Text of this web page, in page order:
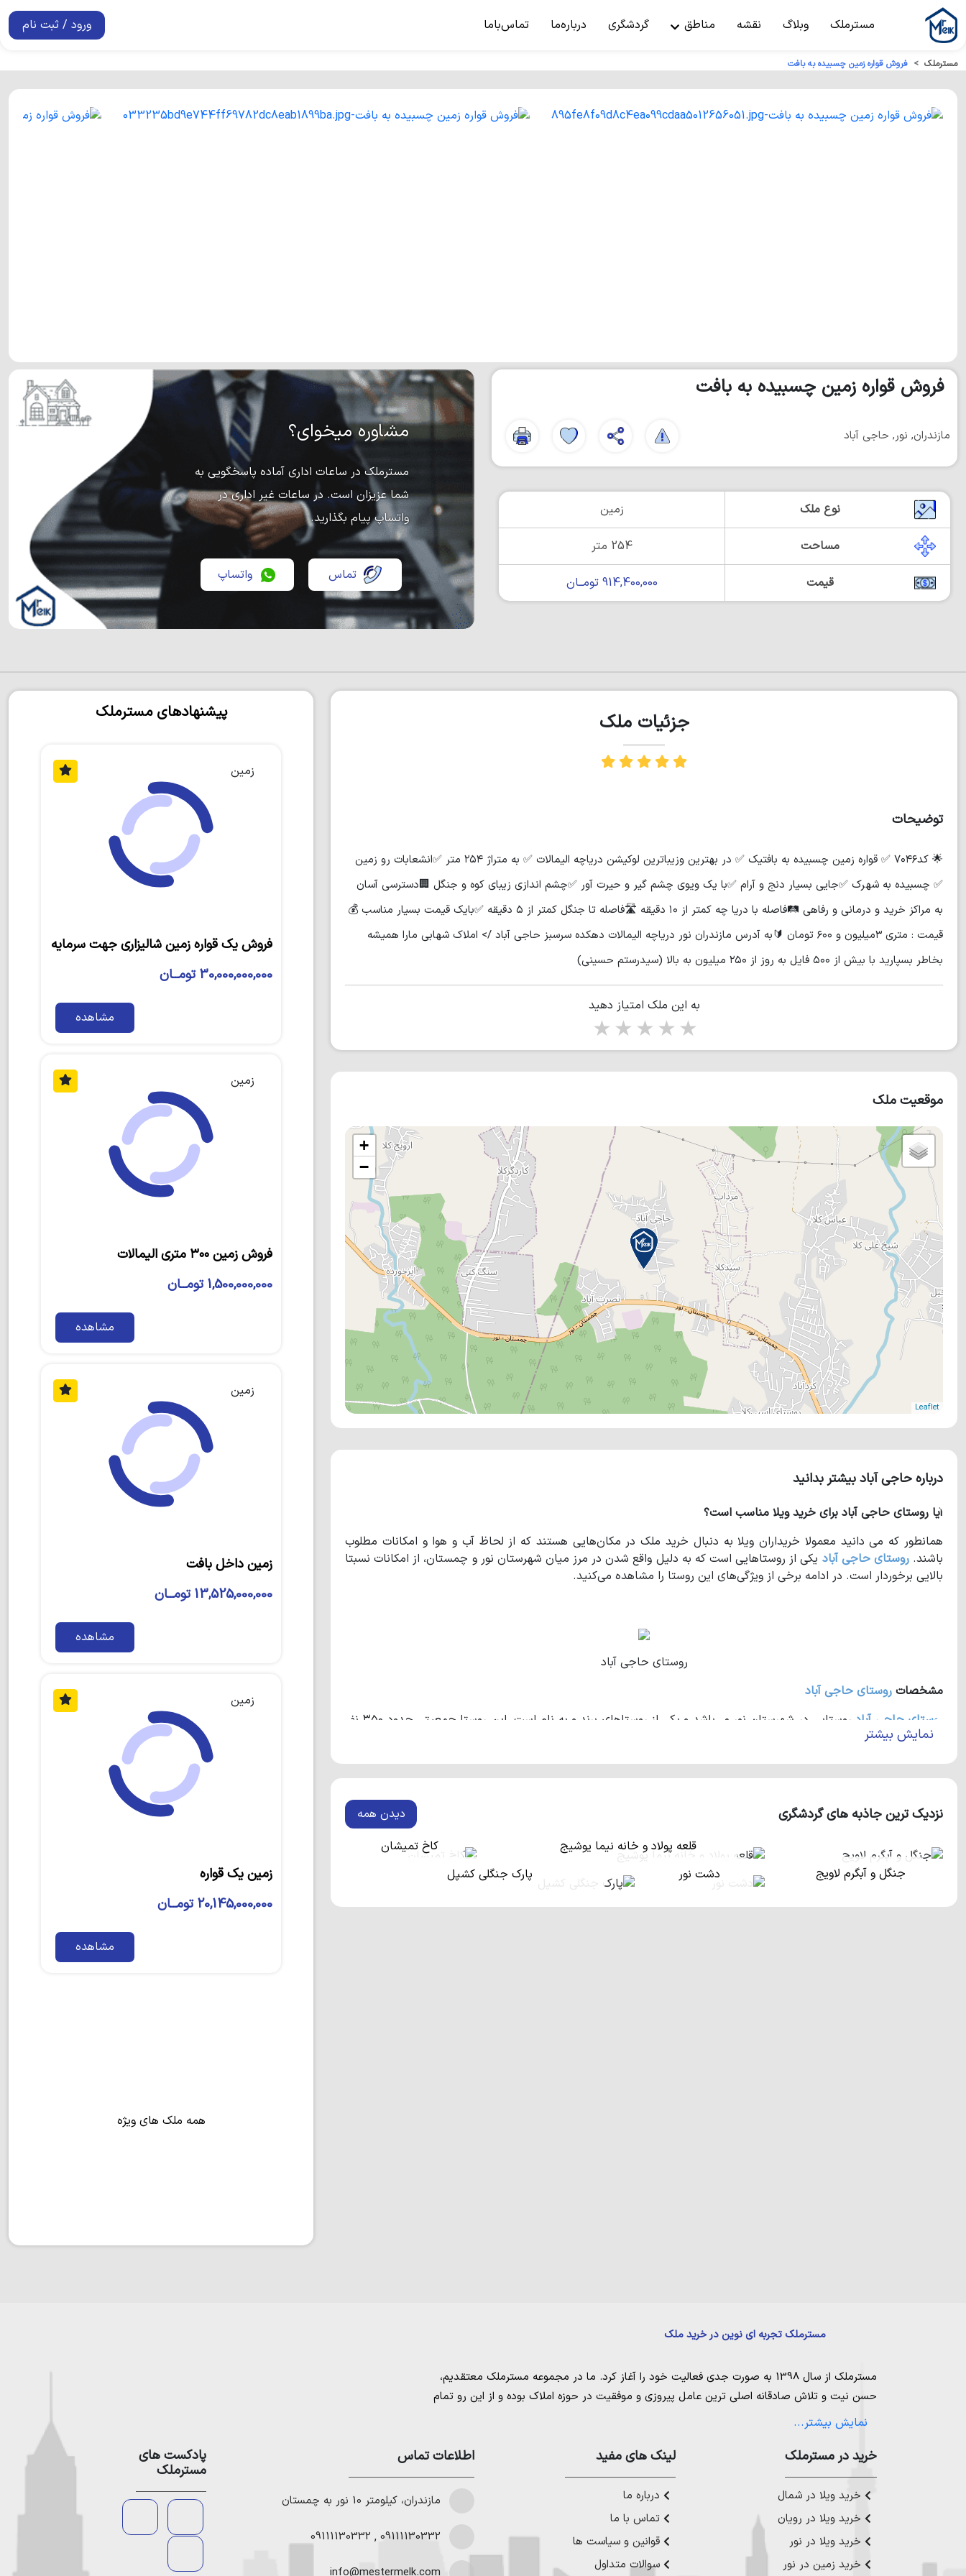
مسترملک وبلاگ نقشه مناطق گردشگری درباره‌ما تماس‌باما ورود / ثبت نام
مسترملک فروش قواره زمین چسبیده به بافت
فروش قواره زمین چسبیده به بافت
مازندران, نور, حاجی آباد
نوع ملک زمین
مساحت 254 متر
قیمت 914,400,000 تومــان
مشاوره میخوای؟
مسترملک در ساعات اداری آماده پاسخگویی به
شما عزیزان است. در ساعات غیر اداری در
واتساپ پیام بگذارید.
تماس واتساپ
جزئیات ملک
توضیحات
🌟 کد۷۰۴۶ ✅ قواره زمین چسبیده به بافتیک ✅ در بهترین وزیباترین لوکیشن دریاچه الیمالات ✅ به متراژ ۲۵۴ متر ✅انشعابات رو زمین
✅ چسبیده به شهرک ✅جایی بسیار دنج و آرام ✅با یک ویوی چشم گیر و حیرت آور ✅چشم اندازی زیبای کوه و جنگل 🏢دسترسی آسان
به مراکز خرید و درمانی و رفاهی 🛤️فاصله با دریا چه کمتر از ۱۰ دقیقه 🛣️فاصله تا جنگل کمتر از ۵ دقیقه ✅بایک قیمت بسیار مناسب 💰
قیمت : متری ۳میلیون و ۶۰۰ تومان 🔰به آدرس مازندران نور دریاچه الیمالات دهکده سرسبز حاجی آباد /> املاک شهابی مارا همیشه
بخاطر بسپارید با بیش از ۵۰۰ فایل به روز از ۲۵۰ میلیون به بالا (سیدرستم حسینی)
به این ملک امتیاز دهید
5 stars
4 stars
3 stars
2 stars
موقعیت ملک
+
−
Leaflet
درباره حاجی آباد بیشتر بدانید
آیا روستای حاجی آباد برای خرید ویلا مناسب است؟
همانطور که می دانید معمولا خریداران ویلا به دنبال خرید ملک در مکان‌هایی هستند که از لحاظ آب و هوا و امکانات مطلوب
باشند.روستای حاجی آباد یکی از روستاهایی است که به دلیل واقع شدن در مرز میان شهرستان نور و چمستان، از امکانات نسبتا
بالایی برخوردار است. در ادامه برخی از ویژگی‌های این روستا را مشاهده می‌کنید.
روستای حاجی آباد
مشخصات روستای حاجی آباد
روستای حاجی آباد
روستایی در شهرستان نور می‌باشد و یکی از روستاهای برند و به نام است. این روستا جمعیتی حدود ۳۵۰ نفر
را در خود جای داده و در ابتدای آن چند شهرک خوشنام قرار گرفته است. این روستای بکر و دیدنی علاوه بر جمعیت بومی، شماری
اگر شما هم به طبیعت و جنگل علاقه‌مند هستید باید بدانید که انتهای روستا حاجی آباد به جنگل های پارک جنگلی نور متصل
می‌شود‌. این جنگل‌ها جذابیت زیادی را برای این روستای پر طرفدار به وجود آورده‌اند. علاوه بر این جنگل، اراضی کشاورزی زیر
راحتی می‌توانید از طریق آزاد راه نور چمستان به ساحل دسترسی پیدا کنید.
نمایش بیشتر
نزدیک ترین جاذبه های گردشگری دیدن همه
جنگل و آبگرم لاویج
قلعه پولاد و خانه نیما یوشیج
کاخ تمیشان
دشت نور
پارک جنگلی کشپل
پیشنهادهای مسترملک
زمین
فروش یک قواره زمین شالیزاری جهت سرمایه‌
30,000,000,000 تومــان
مشاهده
زمین
فروش زمین ۳۰۰ متری الیمالات
1,500,000,000 تومــان
مشاهده
زمین
زمین داخل بافت
13,525,000,000 تومــان
مشاهده
زمین
زمین یک قواره
20,145,000,000 تومــان
مشاهده
همه ملک های ویژه
مسترملک تجربه ای نوین در خرید ملک
مسترملک از سال 1398 به صورت جدی فعالیت خود را آغاز کرد. ما در مجموعه مسترملک معتقدیم،
حسن نیت و تلاش صادقانه اصلی ترین عامل پیروزی و موفقیت در حوزه املاک بوده و از این رو تمام
مساعی خویش را به کار میگیریم تا بتوانیم با صداقت کامل بهترین ها را برای مشتریانمان به ارمغان
ملک در شمال،خرید زمین در نور خرید زمین در چمستان،خرید زمین در نوشهر
خرید زمین در
رویان،خرید زمین در محمودآباد خرید ویلا در شمال،خرید ویلا در نور
خرید ویلا در
چمستان ،خرید ویلا در نوشهر خرید ویلا در محمودآبادو
عزیز خدمت کنیم.
نمایش بیشتر...
خرید در مستر‌ملک
خرید ویلا در شمال
خرید ویلا در رویان
خرید ویلا در نور
خرید زمین در نور
لینک های مفید
درباره ما
تماس با ما
قوانین و سیاست ها
سوالات متداول
اطلاعات تماس
مازندران، کیلومتر 10 نور به چمستان
09111130332
,
09111130332
info@mestermelk.com
پادکست های
مسترملک